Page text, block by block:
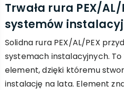
Trwała rura PEX/AL/
systemów
Solidna rura PEX/AL/PEX
systemach instalacyjnych.
element, dzięki któremu
instalację na lata. Element